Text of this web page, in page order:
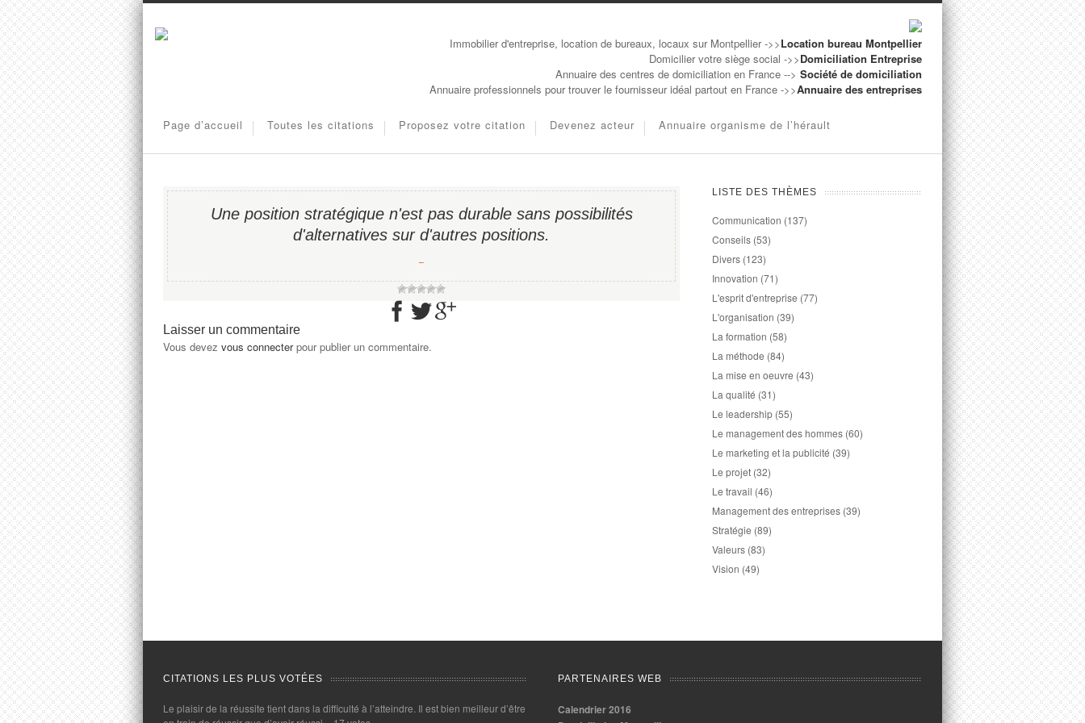
Immobilier d'entreprise, location de bureaux, locaux sur Montpellier ->>Location bureau Montpellier
Domicilier votre siège social ->>Domiciliation Entreprise
Annuaire des centres de domiciliation en France --> Société de domiciliation
Annuaire professionnels pour trouver le fournisseur idéal partout en France ->>Annuaire des entreprises
Page d’accueil Toutes les citations Proposez votre citation Devenez acteur Annuaire organisme de l’hérault
Une position stratégique n'est pas durable sans possibilités
d'alternatives sur d'autres positions.
−
Laisser un commentaire
Vous devez vous connecterpour publier un commentaire.
LISTE DES THÈMES
Communication (137)
Conseils (53)
Divers (123)
Innovation (71)
L'esprit d'entreprise (77)
L'organisation (39)
La formation (58)
La méthode (84)
La mise en oeuvre (43)
La qualité (31)
Le leadership (55)
Le management des hommes (60)
Le marketing et la publicité (39)
Le projet (32)
Le travail (46)
Management des entreprises (39)
Stratégie (89)
Valeurs (83)
Vision (49)
CITATIONS LES PLUS VOTÉES
Le plaisir de la réussite tient dans la difficulté à l’atteindre. Il est bien meilleur d’être
PARTENAIRES WEB
Calendrier 2016